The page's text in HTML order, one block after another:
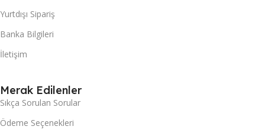
Yurtdışı Sipariş
Banka Bilgileri
İletişim
Merak Edilenler
Sıkça Sorulan Sorular
Ödeme Seçenekleri